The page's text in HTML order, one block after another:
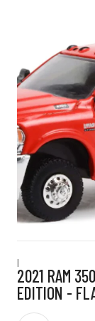
|
2021 RAM
EDITION -